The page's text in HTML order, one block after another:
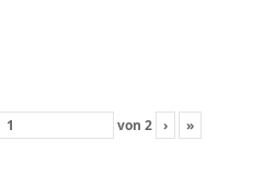
von 2 › »